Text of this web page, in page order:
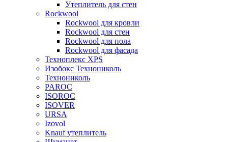
Утеплитель для стен
Rockwool
Rockwool для кровли
Rockwool для стен
Rockwool для пола
Rockwool для фасада
Техноплекс XPS
Изобокс Технониколь
Технониколь
PAROC
ISOROC
ISOVER
URSA
Izovol
Knauf утеплитель